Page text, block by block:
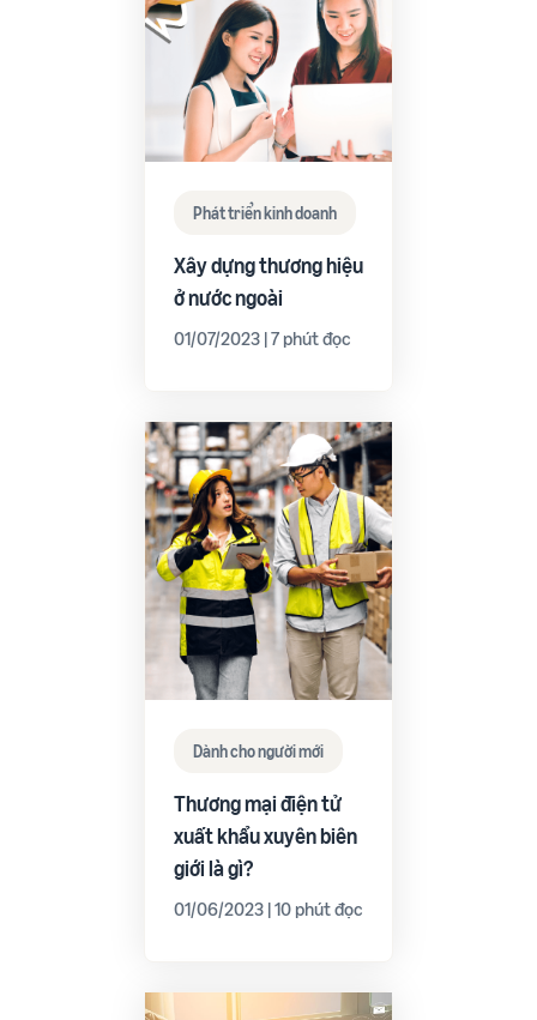
Phát triển kinh doanh
Xây dựng thương hiệu
ở nước ngoài
01/07/2023 | 7 phút đọc
Dành cho người mới
Thương mại điện tử
xuất khẩu xuyên biên
giới là gì?
01/06/2023 | 10 phút đọc